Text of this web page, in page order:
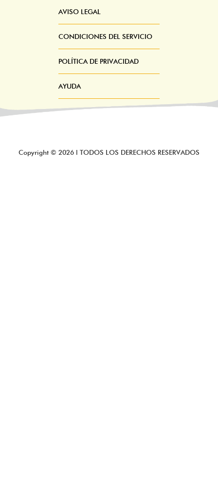
Menú
AVISO LEGAL
CONDICIONES DEL SERVICIO
POLÍTICA DE PRIVACIDAD
AYUDA
Copyright © 2026 l TODOS LOS DERECHOS RESERVADOS